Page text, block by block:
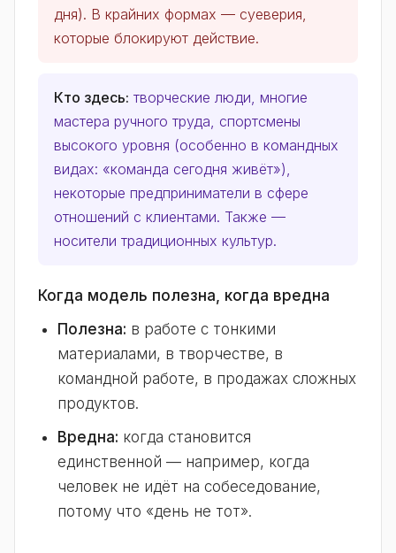
дня). В крайних формах — суеверия,
которые блокируют действие.
Кто здесь: творческие люди, многие
мастера ручного труда, спортсмены
высокого уровня (особенно в командных
видах: «команда сегодня живёт»),
некоторые предприниматели в сфере
отношений с клиентами. Также —
носители традиционных культур.
Когда модель полезна, когда вредна
Полезна: в работе с тонкими
материалами, в творчестве, в
командной работе, в продажах сложных
продуктов.
Вредна: когда становится
единственной — например, когда
человек не идёт на собеседование,
потому что «день не тот».